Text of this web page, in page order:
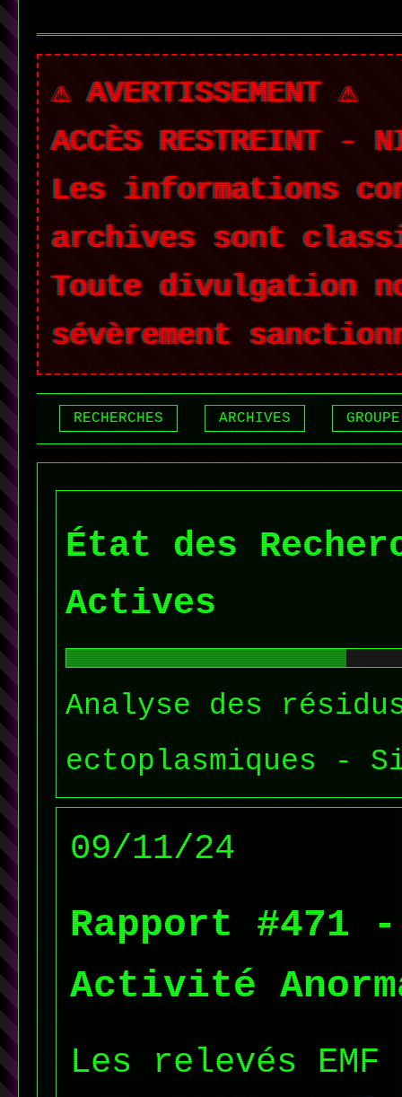
⚠️ AVERTISSEMENT ⚠️
ACCÈS RESTREINT -
Les informations
archives sont
Toute divulgation
sévèrement
RECHERCHES ARCHIVES
État des
Actives
Analyse des
ectoplasmiques -
09/11/24
Rapport #471 -
Activité
Les relevés EMF